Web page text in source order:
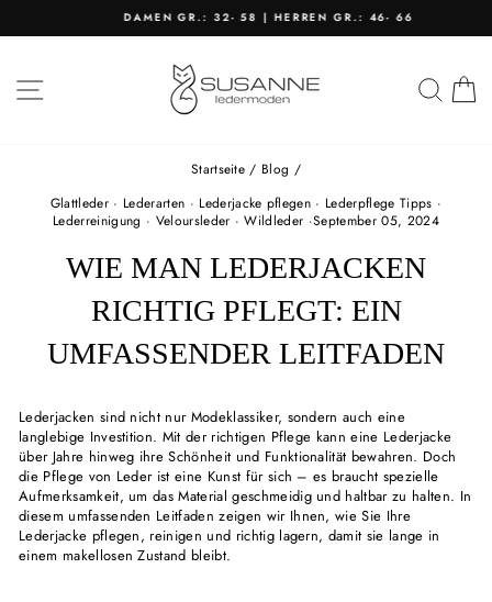
Pause
DAMEN GR.: 32- 58 | HERREN GR.: 46- 66
SEITENNAVIGATION
Startseite / Blog /
Glattleder · Lederarten · Lederjacke pflegen · Lederpflege Tipps ·
Lederreinigung · Veloursleder ·Wildleder ·September 05, 2024
WIE MAN LEDERJACKEN
RICHTIG PFLEGT: EIN
UMFASSENDER LEITFADEN
Lederjacken sind nicht nur Modeklassiker, sondern auch eine
langlebige Investition. Mit der richtigen Pflege kann eine Lederjacke
über Jahre hinweg ihre Schönheit und Funktionalität bewahren. Doch
die Pflege von Leder ist eine Kunst für sich – es braucht spezielle
Aufmerksamkeit, um das Material geschmeidig und haltbar zu halten. In
diesem umfassenden Leitfaden zeigen wir Ihnen, wie Sie Ihre
Lederjacke pflegen, reinigen und richtig lagern, damit sie lange in
einem makellosen Zustand bleibt.